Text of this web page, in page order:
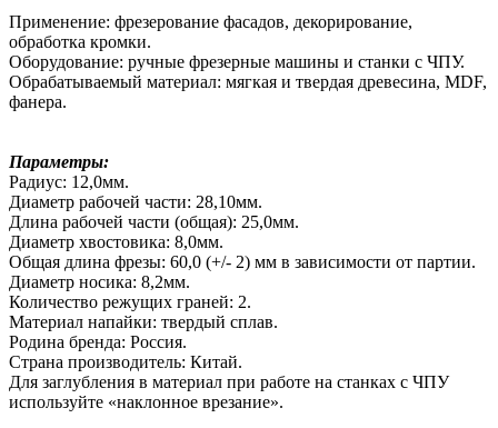
Применение: фрезерование фасадов, декорирование,
обработка кромки.
Оборудование: ручные фрезерные машины и станки с ЧПУ.
Обрабатываемый материал: мягкая и твердая древесина, MDF,
фанера.
Параметры:
Радиус: 12,0мм.
Диаметр рабочей части: 28,10мм.
Длина рабочей части (общая): 25,0мм.
Диаметр хвостовика: 8,0мм.
Общая длина фрезы: 60,0 (+/- 2) мм в зависимости от партии.
Диаметр носика: 8,2мм.
Количество режущих граней: 2.
Материал напайки: твердый сплав.
Родина бренда: Россия.
Страна производитель: Китай.
Для заглубления в материал при работе на станках с ЧПУ
используйте «наклонное врезание».